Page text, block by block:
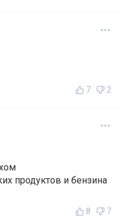
7 2
продуктов и бензина
8 7